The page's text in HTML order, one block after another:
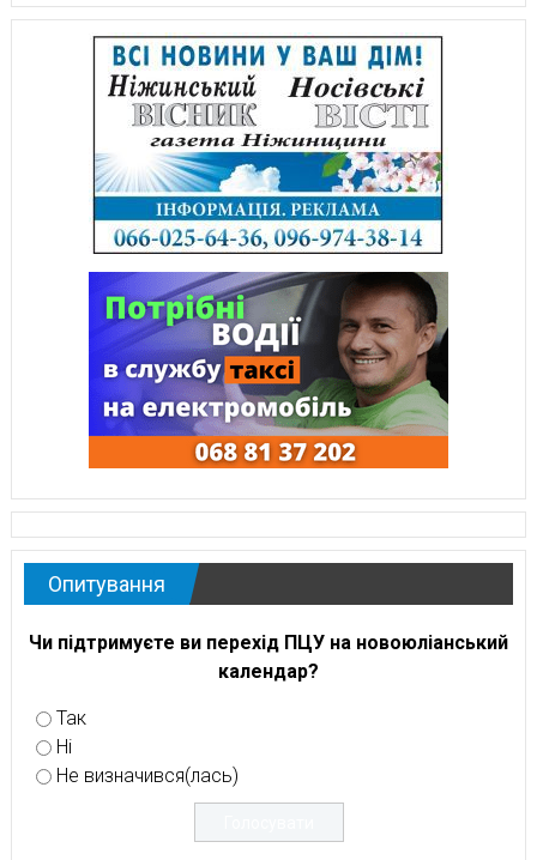
Опитування
Чи підтримуєте ви перехід ПЦУ на новоюліанський
календар?
Так
Ні
Не визначився(лась)